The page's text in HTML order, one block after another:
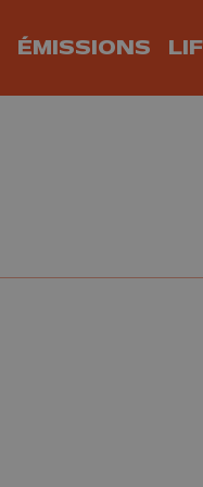
ÉMISSIONS